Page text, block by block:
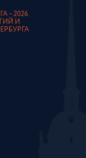
– 2026.
И